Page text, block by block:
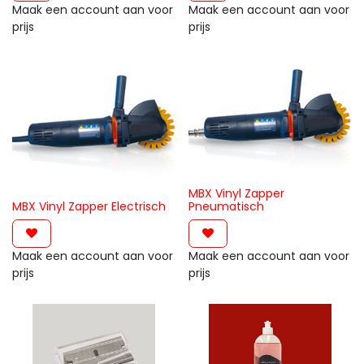
Maak een account aan voor
prijs
Maak een account aan voor
prijs
MBX Vinyl Zapper Electrisch
Maak een account aan voor
prijs
MBX Vinyl Zapper
Pneumatisch
Maak een account aan voor
prijs